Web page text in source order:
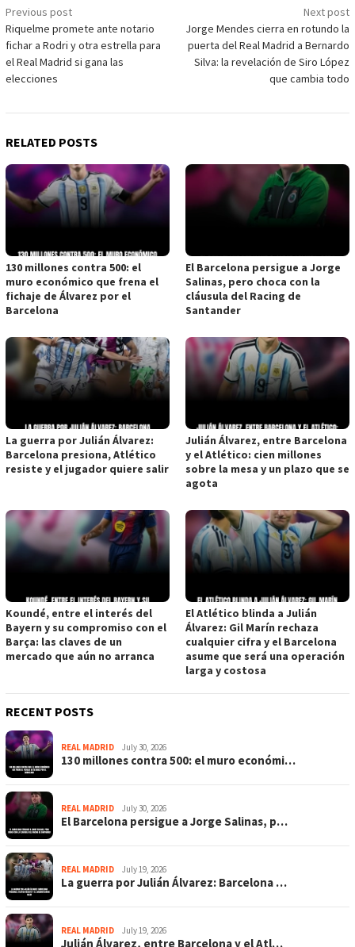
Post
navigation
Previous post
Riquelme promete ante notario
fichar a Rodri y otra estrella para
el Real Madrid si gana las
elecciones
Next post
Jorge Mendes cierra en rotundo la
puerta del Real Madrid a Bernardo
Silva: la revelación de Siro López
que cambia todo
RELATED POSTS
130 millones contra 500: el
muro económico que frena el
fichaje de Álvarez por el
Barcelona
El Barcelona persigue a Jorge
Salinas, pero choca con la
cláusula del Racing de
Santander
La guerra por Julián Álvarez:
Barcelona presiona, Atlético
resiste y el jugador quiere salir
Julián Álvarez, entre Barcelona
y el Atlético: cien millones
sobre la mesa y un plazo que se
agota
Koundé, entre el interés del
Bayern y su compromiso con el
Barça: las claves de un
mercado que aún no arranca
El Atlético blinda a Julián
Álvarez: Gil Marín rechaza
cualquier cifra y el Barcelona
asume que será una operación
larga y costosa
RECENT POSTS
REAL MADRID July 30, 2026
130 millones contra 500: el muro económi…
REAL MADRID July 30, 2026
El Barcelona persigue a Jorge Salinas, p…
REAL MADRID July 19, 2026
La guerra por Julián Álvarez: Barcelona …
REAL MADRID July 19, 2026
Julián Álvarez, entre Barcelona y el Atl…